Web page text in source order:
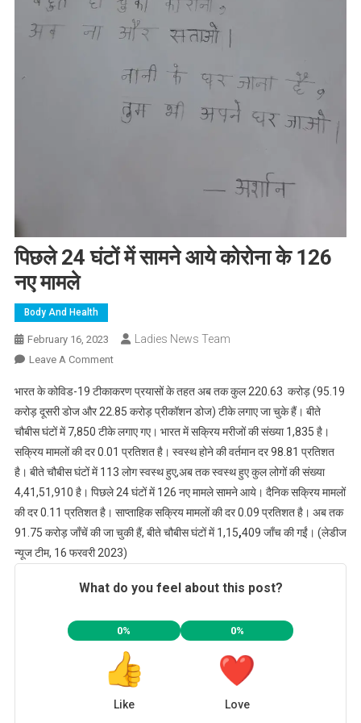
पिछले 24 घंटों में सामने आये कोरोना के 126
नए मामले
Body And Health
February 16, 2023 Ladies News Team
Leave A CommentOn
24
घंटों
में
सामने
आये
कोरोना
के
126
मामले
भारत के कोविड-19 टीकाकरण प्रयासों के तहत अब तक कुल 220.63 करोड़ (95.19
करोड़ दूसरी डोज और 22.85 करोड़ प्रीकॉशन डोज) टीके लगाए जा चुके हैं। बीते
चौबीस घंटों में 7,850 टीके लगाए गए। भारत में सक्रिय मरीजों की संख्या 1,835 है।
सक्रिय मामलों की दर 0.01 प्रतिशत है। स्वस्थ होने की वर्तमान दर 98.81 प्रतिशत
है। बीते चौबीस घंटों में 113 लोग स्वस्थ हुए,अब तक स्वस्थ हुए कुल लोगों की संख्या
4,41,51,910 है। पिछले 24 घंटों में 126 नए मामले सामने आये। दैनिक सक्रिय मामलों
की दर 0.11 प्रतिशत है। साप्ताहिक सक्रिय मामलों की दर 0.09 प्रतिशत है। अब तक
91.75 करोड़ जाँचें की जा चुकी हैं, बीते चौबीस घंटों में 1,15,409 जाँच की गईं। (लेडीज
न्यूज टीम, 16 फरवरी 2023)
What do you feel about this post?
0%
Like
0%
Love